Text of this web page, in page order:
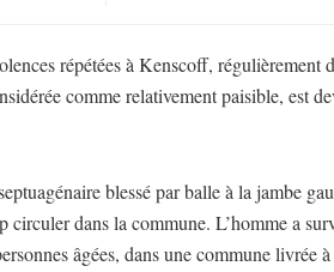
répétées à Kenscoff,
comme relativement paisible, est
blessé par balle à la jambe
circuler dans la commune. L’homme a
âgées, dans une commune livrée